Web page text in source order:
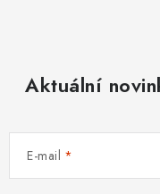
Aktuální
E-mail